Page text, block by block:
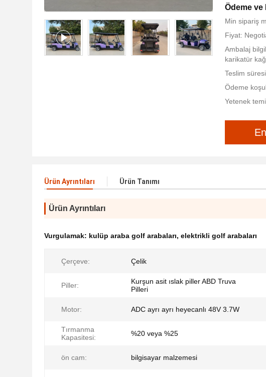
Ödeme ve
Min sipariş
Fiyat:
Ambalaj
karikatür
Teslim
Ödeme
Yetenek
Ürün Ayrıntıları Ürün Tanımı
Ürün Ayrıntıları
Vurgulamak: kulüp araba golf arabaları, elektrikli golf arabaları
Çerçeve: Çelik
Piller:
Kurşun asit ıslak piller ABD Truva
Pilleri
Motor: ADC ayrı ayrı heyecanlı 48V 3.7W
Tırmanma
Kapasitesi:
%20 veya %25
ön cam: bilgisayar malzemesi